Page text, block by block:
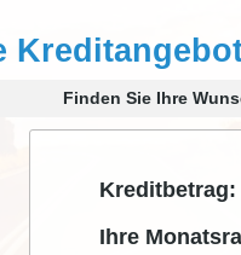
Finden Sie Ihre
Kreditbetrag:
Ihre